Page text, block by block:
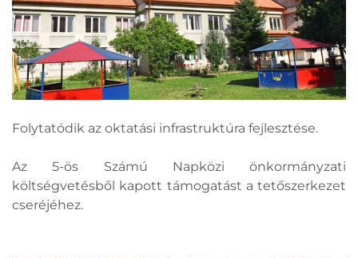
Folytatódik az oktatási infrastruktúra fejlesztése.
Az 5-ös Számú Napközi önkormányzati
költségvetésből kapott támogatást a tetőszerkezet
cseréjéhez.